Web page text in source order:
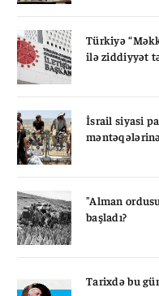
Türkiyə
ilə ziddiyyət
İsrail siyasi
"Alman
başladı?
Tarixdə bu